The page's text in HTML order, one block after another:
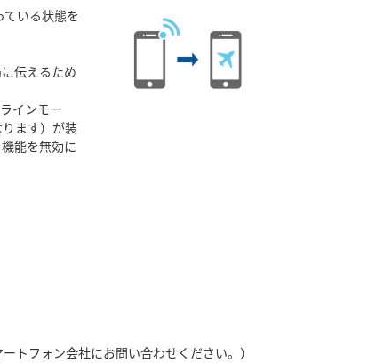
いる状態を
伝えるため
インモー
ます）が装
能を無効に
トフォン会社にお問い合わせください。）